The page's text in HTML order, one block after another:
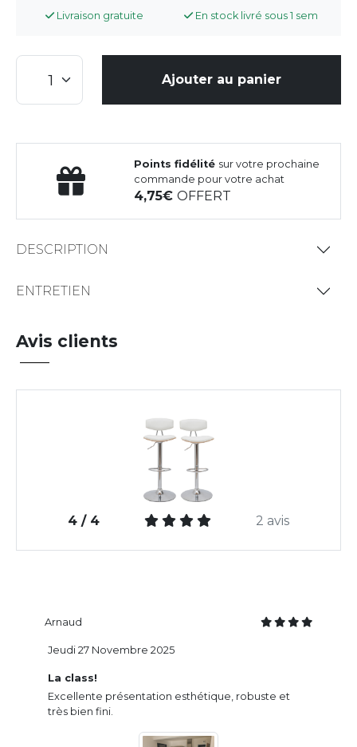
Livraison gratuite En stock livré sous 1 sem
Ajouter au panier
Points fidélité sur votre prochaine
commande pour votre achat
4,75OFFERT
DESCRIPTION
ENTRETIEN
Avis clients
4 / 4 2 avis
Arnaud
La class!
Excellente présentation esthétique, robuste et
très bien fini.
Jeudi 27 Novembre 2025